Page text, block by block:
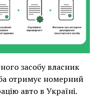
засобу власник
отримує номерний
авто в Україні.